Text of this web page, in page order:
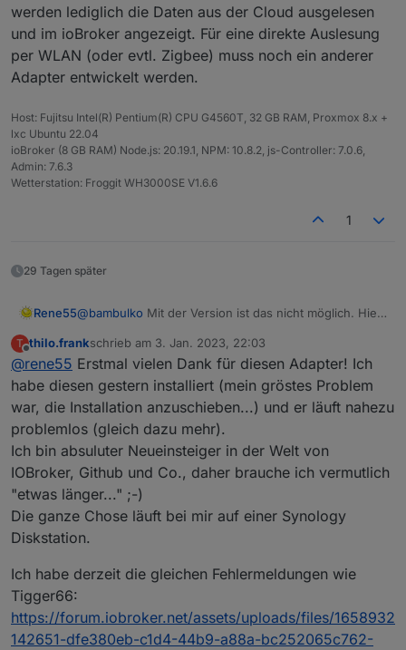
werden lediglich die Daten aus der Cloud ausgelesen
und im ioBroker angezeigt. Für eine direkte Auslesung
per WLAN (oder evtl. Zigbee) muss noch ein anderer
Adapter entwickelt werden.
Host: Fujitsu Intel(R) Pentium(R) CPU G4560T, 32 GB RAM, Proxmox 8.x +
lxc Ubuntu 22.04
ioBroker (8 GB RAM) Node.js: 20.19.1, NPM: 10.8.2, js-Controller: 7.0.6,
Admin: 7.6.3
Wetterstation: Froggit WH3000SE V1.6.6
1
29 Tagen später
Rene55@bambulko Mit der Version ist das nicht möglich. Hier
und im ioBroker angezeigt. Für eine direkte Auslesung
per WLAN (oder evtl. Zigbee) muss noch ein anderer
Adapter entwickelt werden.
T
Offline
thilo.frankschrieb am 3. Jan. 2023, 22:03
zuletzt editiert von
@rene55 Erstmal vielen Dank für diesen Adapter! Ich
habe diesen gestern installiert (mein gröstes Problem
war, die Installation anzuschieben...) und er läuft nahezu
problemlos (gleich dazu mehr).
Ich bin absuluter Neueinsteiger in der Welt von
IOBroker, Github und Co., daher brauche ich vermutlich
"etwas länger..." ;-)
Die ganze Chose läuft bei mir auf einer Synology
Diskstation.
Ich habe derzeit die gleichen Fehlermeldungen wie
Tigger66:
https://forum.iobroker.net/assets/uploads/files/1658932
142651-dfe380eb-c1d4-44b9-a88a-bc252065c762-